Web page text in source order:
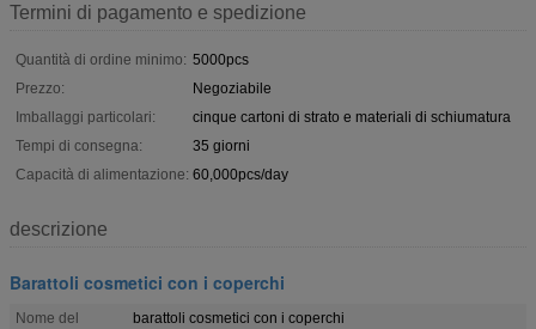
Termini di pagamento e spedizione
Quantità di ordine minimo: 5000pcs
Prezzo:
Negoziabile
Imballaggi particolari:
cinque cartoni di strato e materiali di schiumatura
Tempi di consegna:
35 giorni
Capacità di alimentazione: 60,000pcs/day
descrizione
Barattoli cosmetici con i coperchi
Nome del
barattoli cosmetici con i coperchi